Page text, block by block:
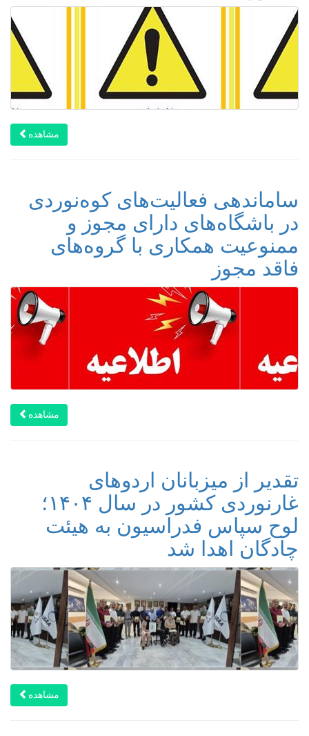
مشاهده
ساماندهی فعالیت‌های کوه‌نوردی
در باشگاه‌های دارای مجوز و
ممنوعیت همکاری با گروه‌های
فاقد مجوز
مشاهده
تقدیر از میزبانان اردوهای
غارنوردی کشور در سال ۱۴۰۴؛
لوح سپاس فدراسیون به هیئت
چادگان اهدا شد
مشاهده